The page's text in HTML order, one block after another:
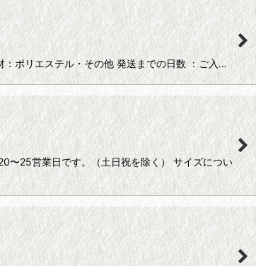
リエステル・その他 発送までの日数 ：ご入…
25営業日です。（土日祝を除く） サイズについ